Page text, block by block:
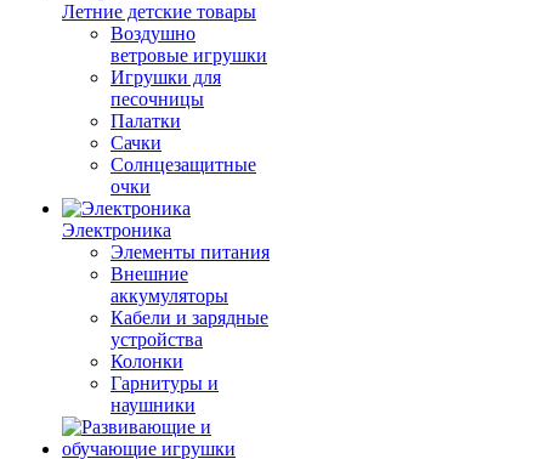
Летние детские товары
Воздушно
ветровые игрушки
Игрушки для
песочницы
Палатки
Сачки
Солнцезащитные
очки
Электроника
Элементы питания
Внешние
аккумуляторы
Кабели и зарядные
устройства
Колонки
Гарнитуры и
наушники